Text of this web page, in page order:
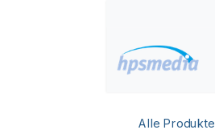
Alle Produkte